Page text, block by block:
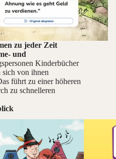
zu jeder Zeit
und
Kinderbücher
von ihnen
führt zu einer höheren
zu schnelleren